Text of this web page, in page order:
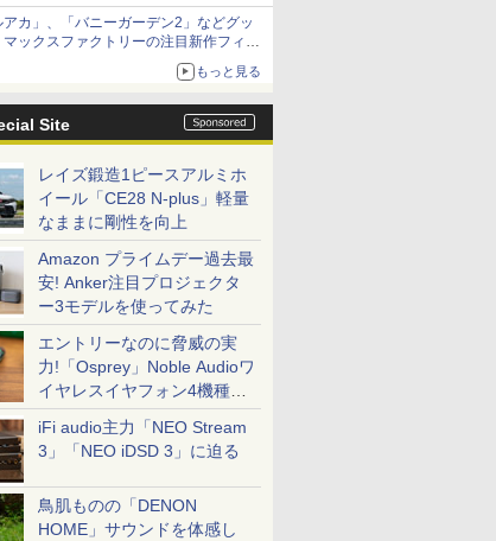
ニング・マックィーンやメーターなど4
インナップ
アカ」、「バニーガーデン2」などグッ
マックスファクトリーの注目新作フィギ
展示【ホビーメーカー合同展示会】
もっと見る
Site
レイズ鍛造1ピースアルミホ
イール「CE28 N-plus」軽量
なままに剛性を向上
Amazon プライムデー過去最
安! Anker注目プロジェクタ
ー3モデルを使ってみた
エントリーなのに脅威の実
力!「Osprey」Noble Audioワ
イヤレスイヤフォン4機種を
一気に聴く
iFi audio主力「NEO Stream
3」「NEO iDSD 3」に迫る
鳥肌ものの「DENON
HOME」サウンドを体感し